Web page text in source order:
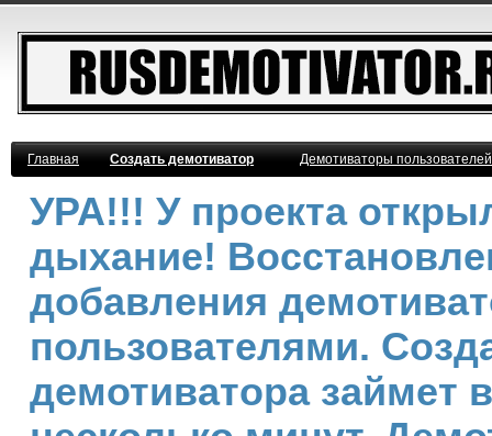
Главная Создать демотиватор Демотиваторы
УРА!!! У проекта
дыхание!
добавления
пользователями.
демотиватора займет